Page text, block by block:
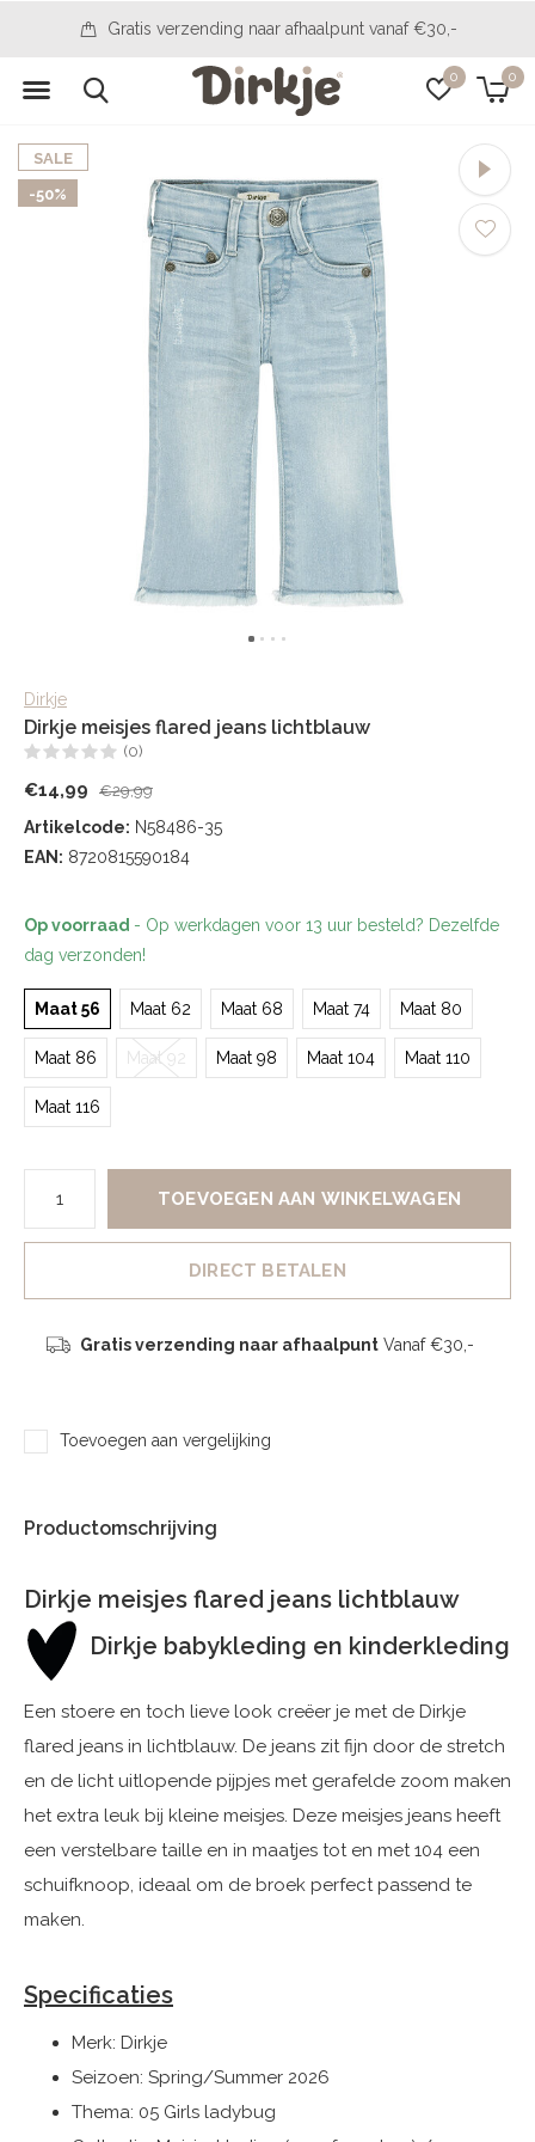
0 0
afhaalpunt vanaf €30,-
SALE
-50%
Dirkje
Dirkje meisjes flared jeans lichtblauw
(0)
€14,99 €29,99
Artikelcode: N58486-35
EAN: 8720815590184
Op voorraad - Op werkdagen voor 13 uur besteld? Dezelfde
dag verzonden!
Maat 56 Maat 62 Maat 68 Maat 74 Maat 80
Maat 86 Maat 92 Maat 98 Maat 104 Maat 110
Maat 116
TOEVOEGEN AAN WINKELWAGEN
DIRECT BETALEN
Gratis verzending naar afhaalpuntVanaf €30,-
Toevoegen aan vergelijking
Productomschrijving
Dirkje meisjes flared jeans lichtblauw
Dirkje babykleding en kinderkleding
Een stoere en toch lieve look creëer je met de Dirkje
flared jeans in lichtblauw. De jeans zit fijn door de stretch
en de licht uitlopende pijpjes met gerafelde zoom maken
het extra leuk bij kleine meisjes. Deze meisjes jeans heeft
een verstelbare taille en in maatjes tot en met 104 een
schuifknoop, ideaal om de broek perfect passend te
maken.
Specificaties
Merk: Dirkje
Seizoen: Spring/Summer 2026
Thema: 05 Girls ladybug